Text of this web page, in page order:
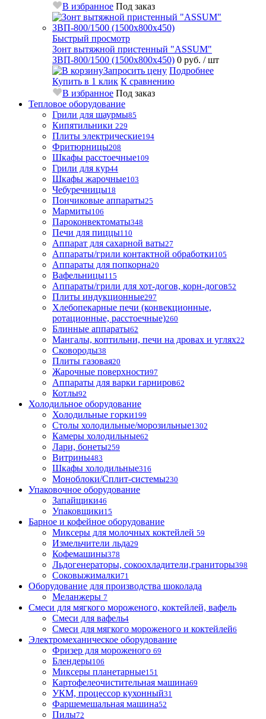
В избранное Под заказ
Быстрый просмотр
Зонт вытяжной пристенный "ASSUM"
ЗВП-800/1500 (1500х800х450) 0 руб. / шт
Запросить цену Подробнее
Купить в 1 клик К сравнению
В избранное Под заказ
Тепловое оборудование
Грили для шаурмы85
Кипятильники 229
Плиты электрические194
Фритюрницы208
Шкафы расстоечные109
Грили для кур44
Шкафы жарочные103
Чебуречницы18
Пончиковые аппараты25
Мармиты106
Пароконвектоматы348
Печи для пиццы110
Аппарат для сахарной ваты27
Аппараты/грили контактной обработки105
Аппараты для попкорна20
Вафельницы115
Аппараты/грили для хот-догов, корн-догов52
Плиты индукционные297
Хлебопекарные печи (конвекционные,
ротационные, расстоечные)260
Блинные аппараты62
Мангалы, коптильни, печи на дровах и углях22
Сковороды38
Плиты газовая20
Жарочные поверхности97
Аппараты для варки гарниров62
Котлы92
Холодильное оборудование
Холодильные горки199
Столы холодильные/морозильные1302
Камеры холодильные62
Лари, бонеты259
Витрины483
Шкафы холодильные316
Моноблоки/Сплит-системы230
Упаковочное оборудование
Запайщики46
Упаковщики15
Барное и кофейное оборудование
Миксеры для молочных коктейлей 59
Измельчители льда29
Кофемашины378
Льдогенераторы, сокоохладители,граниторы398
Соковыжималки71
Оборудование для производства шоколада
Меланжеры 7
Смеси для мягкого мороженого, коктейлей, вафель
Смеси для вафель4
Смеси для мягкого мороженого и коктейлей6
Электромеханическое оборудование
Фризер для мороженого 69
Блендеры106
Миксеры планетарные151
Картофелеочистительная машина69
УКМ, процессор кухонный31
Фаршемешальная машина52
Пилы72